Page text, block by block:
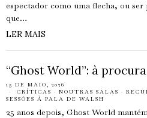
espectador como uma flecha, ou
que…
LER MAIS
“Ghost World”: à
15 DE MAIO, 2026
CRÍTICAS · NOUTRAS SALAS ·
SESSÕES À PALA DE WALSH
25 anos depois, Ghost World